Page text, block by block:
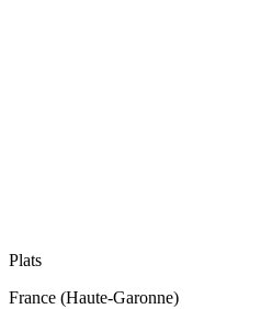
Plats
France (Haute-Garonne)